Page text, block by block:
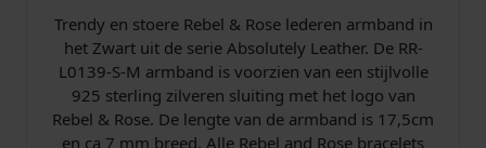
p
r
i
€
8
l
a
c
k
R
Trendy en stoere Rebel & Rose lederen armband in
het Zwart uit de serie Absolutely Leather. De RR-
L0139-S-M armband is voorzien van een stijlvolle
925 sterling zilveren sluiting met het logo van
Rebel & Rose. De lengte van de armband is 17,5cm
en ca 7 mm breed. Alle Rebel and Rose bracelets